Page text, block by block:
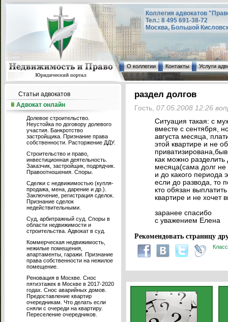
Коллегия адвокатов
Тел.: 8 495 691-38-72
Москва, Большой
О коллегии Контакты Услуги
Статьи адвокатов
Адвокат онлайн
Долевое строительство.
Неустойка по договору долевого
участия. Банкротство
застройщика. Признание права
собственности. Расторжение ДДУ.
Строительство и право,
инвестиционная деятельность.
Заказчик, застройщик, подрядчик.
Правоотношения. Споры.
Сделки с недвижимостью (купля-
продажа, мена, дарение и др.).
Заключение, регистрация сделок.
Признание сделок
недействительными.
Суд, арбитражный суд. Споры в
области недвижимости и
строительства. Адвокат в суд.
Коммерческая недвижимость,
нежилые помещения,
апартаменты, гаражи. Признание
права собственности на нежилое
помещение.
Реновация в Москве. Снос
пятиэтажек в Москве в 2017-2020
годах. Снос аварийных домов.
Предоставление квартир
очередникам. Что делать если
сняли с очереди на квартиру.
Переселение очередников.
раздел долгов
Гость, 07.05.2008 12:26
Ситуация такая: с
вместе с сентября,
августа месяца,
этой квартире и не
как можно разделить
месяца(сама долг
и до какого периода
если до развода, то
кто обязан
квартире и не хочет
заранее спасибо
с уважением Елена
Рекомендовать страницу